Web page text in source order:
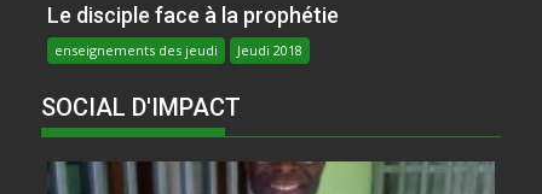
Le disciple face à la prophétie
enseignements des jeudi Jeudi 2018
SOCIAL D'IMPACT